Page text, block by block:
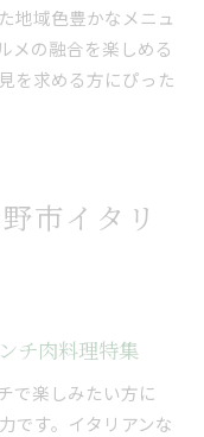
地域色豊かなメニュ
メの融合を楽しめる
を求める方にぴった
市イタリ
チ肉料理特集
で楽しみたい方に
です。イタリアンな